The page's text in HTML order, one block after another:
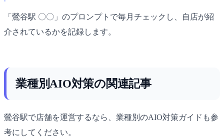
「鶯谷駅 〇〇」のプロンプトで毎月チェックし、自店が紹
介されているかを記録します。
業種別AIO対策の関連記事
鶯谷駅で店舗を運営するなら、業種別のAIO対策ガイドも参
考にしてください。